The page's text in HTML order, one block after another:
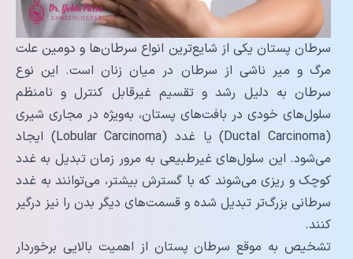
سرطان پستان یکی از شایع‌ترین انواع سرطان‌ها و دومین علت
مرگ و میر ناشی از سرطان در میان زنان است. این نوع
سرطان به دلیل رشد و تقسیم غیرقابل کنترل و نامنظم
سلول‌های خودی در بافت‌های پستان، به‌ویژه در مجاری شیری
(Ductal Carcinoma) یا غدد (Lobular Carcinoma) ایجاد
می‌شود. این سلول‌های غیرطبیعی به مرور زمان تبدیل به غدد
کوچک و ریزی می‌شوند که با گسترش بیشتر، می‌توانند به غدد
سرطانی بزرگ‌تر تبدیل شده و قسمت‌های دیگر بدن را نیز درگیر
کنند.
تشخیص به موقع سرطان پستان از اهمیت بالایی برخوردار